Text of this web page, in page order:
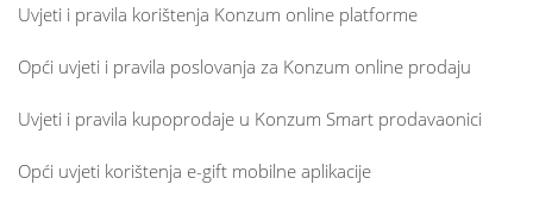
Uvjeti i pravila korištenja Konzum online platforme
Opći uvjeti i pravila poslovanja za Konzum online prodaju
Uvjeti i pravila kupoprodaje u Konzum Smart prodavaonici
Opći uvjeti korištenja e-gift mobilne aplikacije